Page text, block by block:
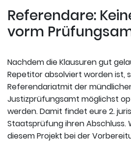
Datenbank finden.
registrieren und
abrufen.
Referendare:
vorm
Nachdem die Klausuren gut
Repetitor absolviert worden ist,
Referendariatmit der
Justizprüfungsamt möglichst
werden. Damit findet eure 2.
Staatsprüfung ihren Abschluss.
diesem Projekt bei der